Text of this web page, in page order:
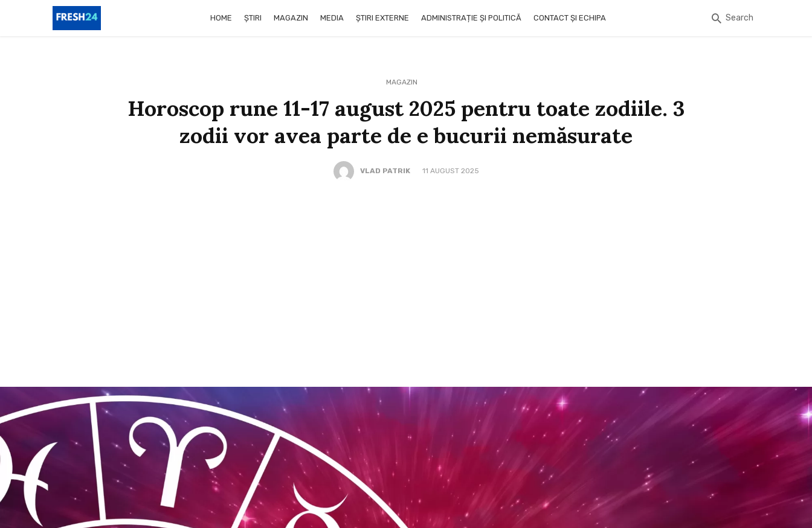
HOME ȘTIRI MAGAZIN MEDIA ȘTIRI EXTERNE ADMINISTRAȚIE ȘI POLITICĂ CONTACT ȘI ECHIPA Search
MAGAZIN
Horoscop rune 11-17 august 2025 pentru toate zodiile. 3
zodii vor avea parte de e bucurii nemăsurate
VLAD PATRIK 11 AUGUST 2025